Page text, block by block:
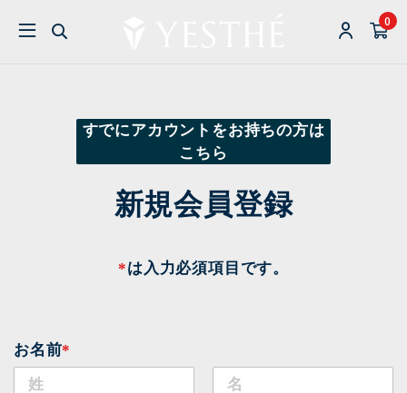
0
すでにアカウントをお持ちの方は
こちら
新規会員登録
*は入力必須項目です。
お名前*